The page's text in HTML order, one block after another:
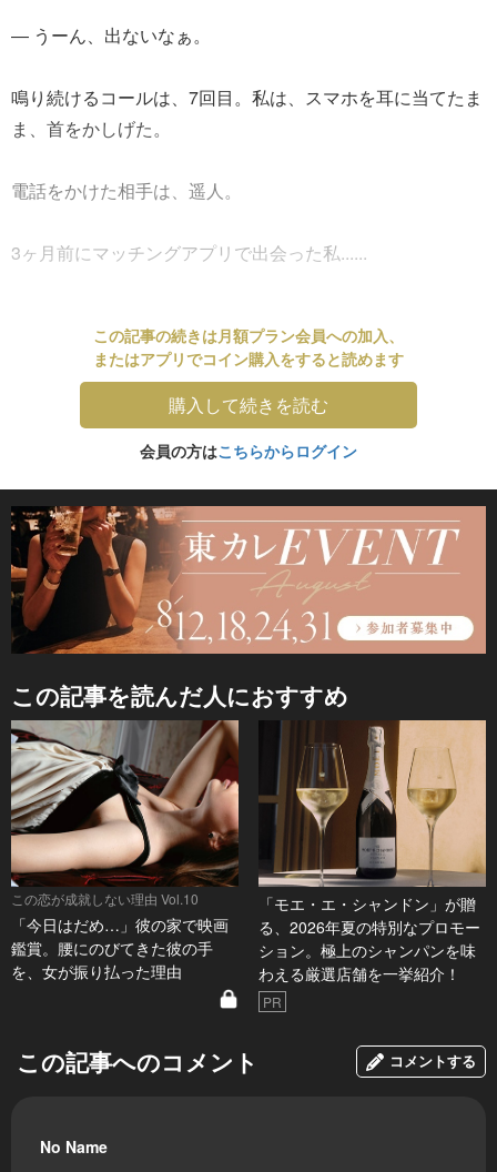
― うーん、出ないなぁ。
鳴り続けるコールは、7回目。私は、スマホを耳に当てたま
ま、首をかしげた。
電話をかけた相手は、遥人。
3ヶ月前にマッチングアプリで出会った私......
この記事の続きは月額プラン会員への加入、
またはアプリでコイン購入をすると読めます
購入して続きを読む
会員の方はこちらからログイン
この記事を読んだ人におすすめ
この恋が成就しない理由 Vol.10
「今日はだめ…」彼の家で映画
鑑賞。腰にのびてきた彼の手
を、女が振り払った理由
「モエ・エ・シャンドン」が贈
る、2026年夏の特別なプロモー
ション。極上のシャンパンを味
わえる厳選店舗を一挙紹介！
PR
この記事へのコメント コメントする
No Name